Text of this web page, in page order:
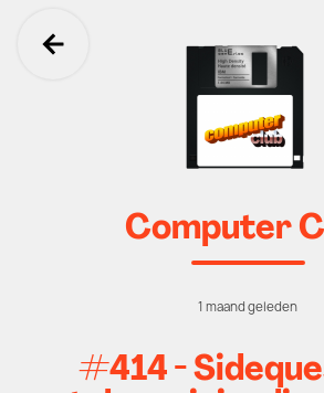
Ga terug
Computer
1 maand geleden
#414 -